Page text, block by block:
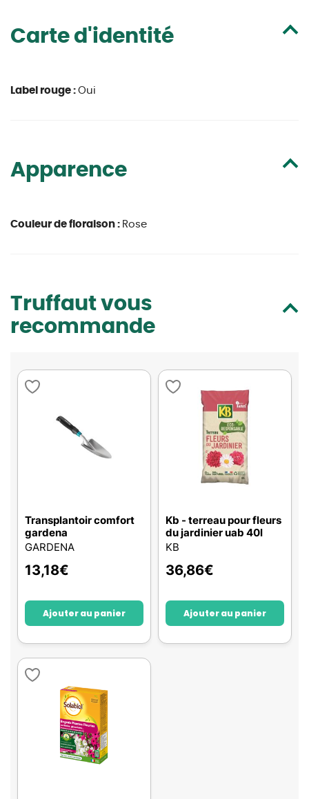
Carte d'identité
Label rouge : Oui
Apparence
Couleur de floraison : Rose
Truffaut vous
recommande
Transplantoir comfort
gardena
GARDENA
13,18€
Ajouter au panier
Kb - terreau pour fleurs
du jardinier uab 40l
KB
36,86€
Ajouter au panier